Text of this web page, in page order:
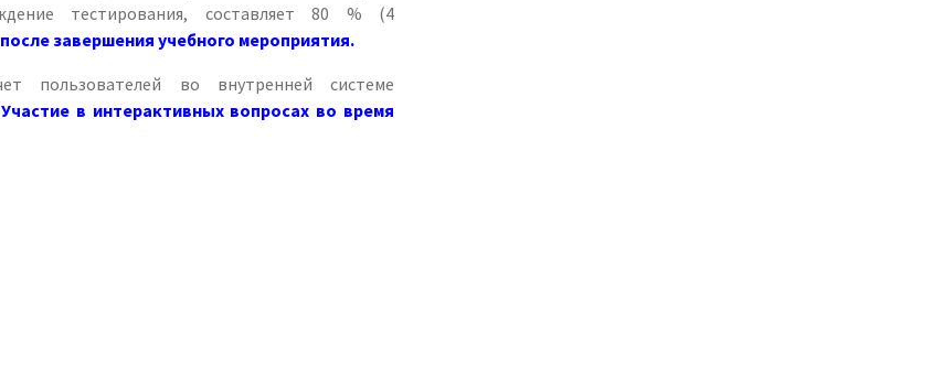
тестирования, составляет 80 % (4
завершения учебного мероприятия.
пользователей во внутренней системе
Участие в интерактивных вопросах во время